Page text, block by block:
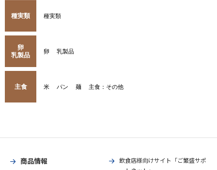
種実類 種実類
卵
乳製品
卵 乳製品
主食 米 パン 麺 主食：その他
商品情報
飲食店様向けサイト「ご繁盛サポ